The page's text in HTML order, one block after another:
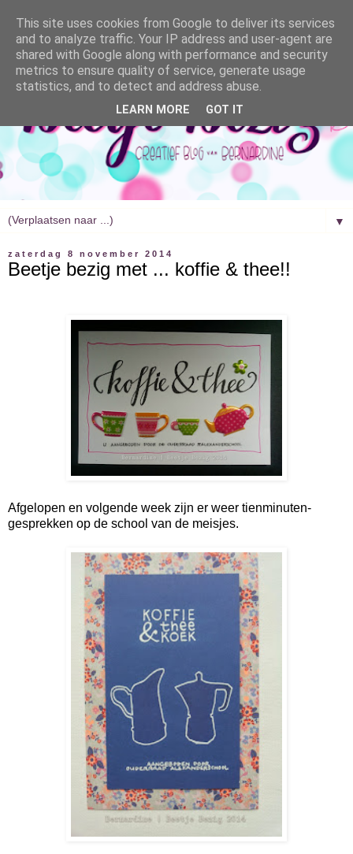
▼
zaterdag 8 november 2014
Beetje bezig met ... koffie & thee!!
Afgelopen en volgende week zijn er weer tienminuten-
gesprekken op de school van de meisjes.
This site uses cookies from Google to deliver its services
and to analyze traffic. Your IP address and user-agent are
shared with Google along with performance and security
metrics to ensure quality of service, generate usage
statistics, and to detect and address abuse.
LEARN MORE GOT IT